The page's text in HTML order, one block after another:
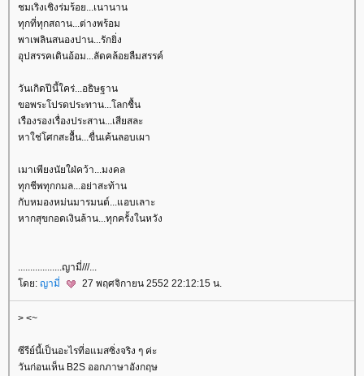
ชมเริงเชิงร่มร้อย...เนานาน
ทุกที่ทุกสถาน...ต่างพร้อม
พาเพลินสนองปาน...รักยิ่ง
อุปสรรคเดินอ้อม...ลัดคล้อยลืมสรรค์
วันเกิดปีนี้ใคร่...อธิษฐาน
ขอพระโปรดประทาน...โลกชื้น
เรืองรองเรื่องประสาน...เสียสละ
หาใช่โศกสะอื้น...ขื่นเค้นลอบเผา
เมาเพียงนัยใฝ่คว้า...มงคล
ทุกชีพทุกกมล...อย่าสะท้าน
กับหมองหม่นมารมนต์...แอบเลาะ
หากสุขกอดเงินล้าน...ทุกครั้งในหวัง
..................ญามี่///...
ดย: ญามี่ 27 พฤศจิกายน 2552 22:12:15 น.
> <~
ซีรีย์นี้เป็นอะไรที่อแมสซิ่งจริง ๆ ค่ะ
วันก่อนเห็น B2S ออกภาษาอังกฤษ